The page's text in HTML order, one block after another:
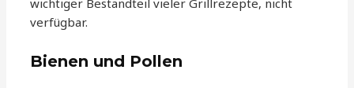
verfügbar.
Bienen und Pollen